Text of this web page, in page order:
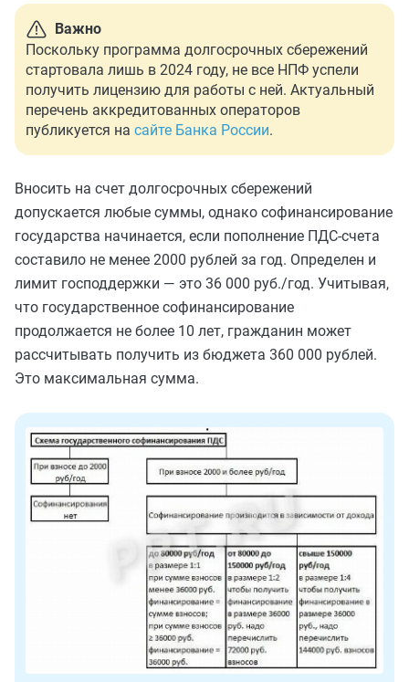
Важно
Поскольку программа долгосрочных сбережений
стартовала лишь в 2024 году, не все НПФ успели
получить лицензию для работы с ней. Актуальный
перечень аккредитованных операторов
публикуется на сайте Банка России.
Вносить на счет долгосрочных сбережений
допускается любые суммы, однако софинансирование
государства начинается, если пополнение ПДС-счета
составило не менее 2000 рублей за год. Определен и
лимит господдержки — это 36 000 руб./год. Учитывая,
что государственное софинансирование
продолжается не более 10 лет, гражданин может
рассчитывать получить из бюджета 360 000 рублей.
Это максимальная сумма.